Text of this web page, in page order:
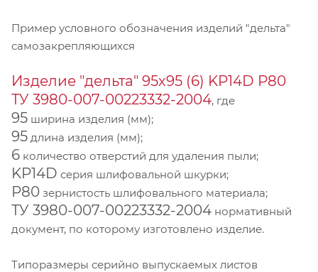
Пример условного обозначения изделий "дельта"
самозакрепляющихся
Изделие "дельта" 95х95 (6) KP14D Р80
ТУ 3980-007-00223332-2004, где
95 ширина изделия (мм);
95 длина изделия (мм);
6 количество отверстий для удаления пыли;
KP14D серия шлифовальной шкурки;
Р80 зернистость шлифовального материала;
ТУ 3980-007-00223332-2004 нормативный
документ, по которому изготовлено изделие.
Типоразмеры серийно выпускаемых листов